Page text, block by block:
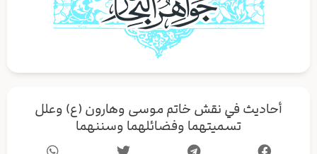
أحاديث في نقش خاتم موسى وهارون (ع) وعلل
تسميتهما وفضائلهما وسننهما